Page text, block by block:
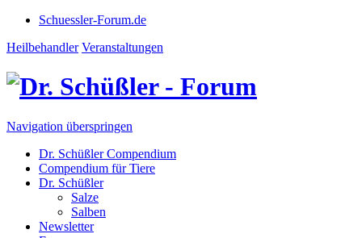
Schuessler-Forum.de
Heilbehandler Veranstaltungen
Navigation überspringen
Dr. Schüßler Compendium
Compendium für Tiere
Dr. Schüßler
Salze
Salben
Newsletter